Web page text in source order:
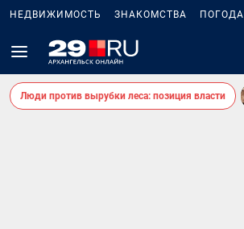
НЕДВИЖИМОСТЬ ЗНАКОМСТВА ПОГОДА
Люди против вырубки леса: позиция власти